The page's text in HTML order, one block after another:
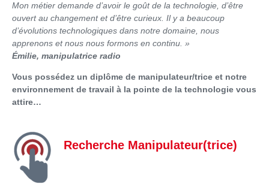
Mon métier demande d’avoir le goût de la technologie, d’être
ouvert au changement et d’être curieux. Il y a beaucoup
d’évolutions technologiques dans notre domaine, nous
apprenons et nous nous formons en continu. »
Émilie, manipulatrice radio
Vous possédez un diplôme de manipulateur/trice et notre
environnement de travail à la pointe de la technologie vous
attire…
Recherche Manipulateur(trice)